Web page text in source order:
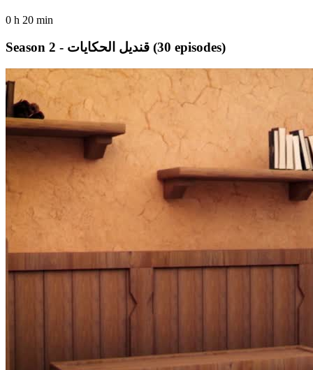
0 h 20 min
(30 episodes)